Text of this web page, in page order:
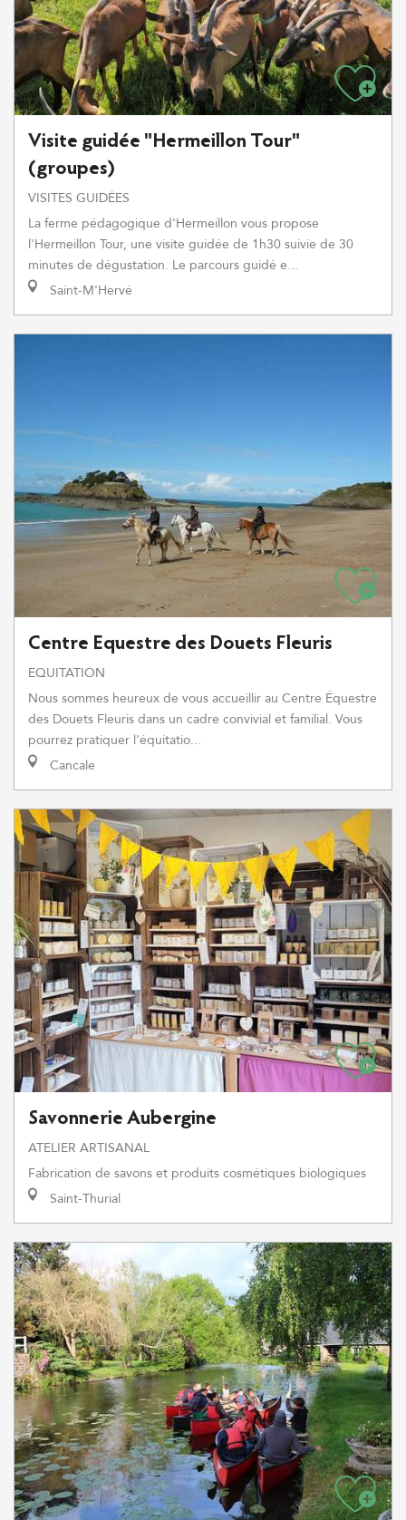
Visite guidée "Hermeillon Tour"
(groupes)
VISITES GUIDÉES
La ferme pédagogique d'Hermeillon vous propose
l'Hermeillon Tour, une visite guidée de 1h30 suivie de 30
minutes de dégustation. Le parcours guidé e...
Saint-M'Hervé
Centre Equestre des Douets Fleuris
EQUITATION
Nous sommes heureux de vous accueillir au Centre Équestre
des Douets Fleuris dans un cadre convivial et familial. Vous
pourrez pratiquer l'équitatio...
Cancale
Savonnerie Aubergine
ATELIER ARTISANAL
Fabrication de savons et produits cosmétiques biologiques
Saint-Thurial